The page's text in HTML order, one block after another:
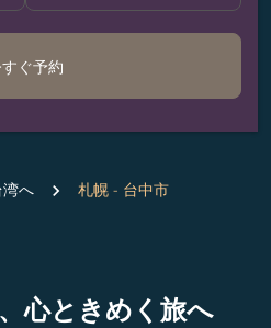
ぐ予約
湾へ 札幌 - 台中市
心ときめく旅へ​